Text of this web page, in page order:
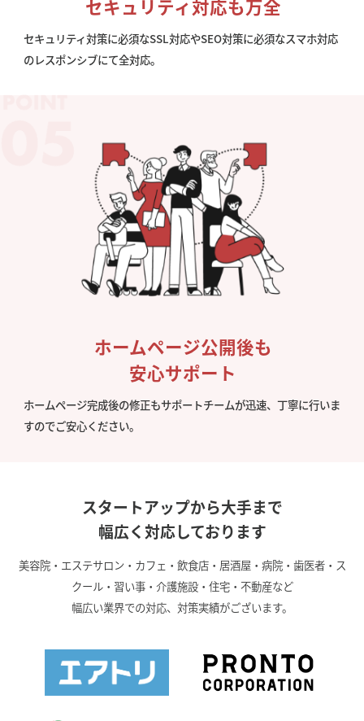
セキュリティ対応も万全
セキュリティ対策に必須なSSL対応やSEO対策に必須なスマホ対応
のレスポンシブにて全対応。
ホームページ公開後も
安心サポート
ホームページ完成後の修正もサポートチームが迅速、丁寧に行いま
すのでご安心ください。
スタートアップから大手まで
幅広く対応しております
美容院・エステサロン・カフェ・飲食店・居酒屋・病院・歯医者・ス
クール・習い事・介護施設・住宅・不動産など
幅広い業界での対応、対策実績がございます。